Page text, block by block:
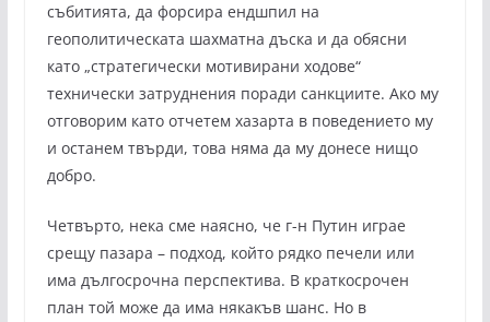
събитията, да форсира ендшпил на
геополитическата шахматна дъска и да обясни
като „стратегически мотивирани ходове“
технически затруднения поради санкциите. Ако му
отговорим като отчетем хазарта в поведението му
и останем твърди, това няма да му донесе нищо
добро.
Четвърто, нека сме наясно, че г-н Путин играе
срещу пазара – подход, който рядко печели или
има дългосрочна перспектива. В краткосрочен
план той може да има някакъв шанс. Но в